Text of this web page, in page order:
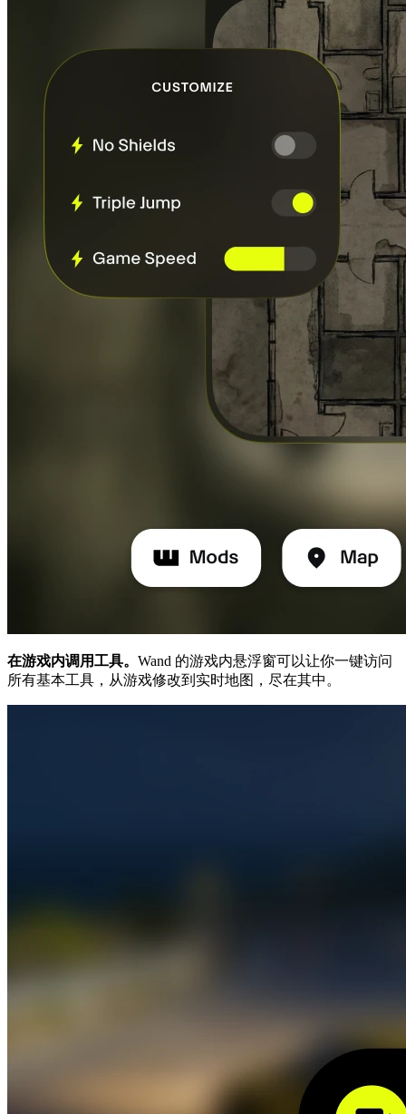
在游戏内调用工具。 Wand 的游戏内悬浮窗可以让你一键访问
所有基本工具，从游戏修改到实时地图，尽在其中。